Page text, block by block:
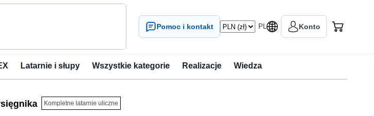
Pomoc i kontakt PL Konto
Latarnie i słupy Wszystkie kategorie Realizacje Wiedza
Kompletne latarnie uliczne